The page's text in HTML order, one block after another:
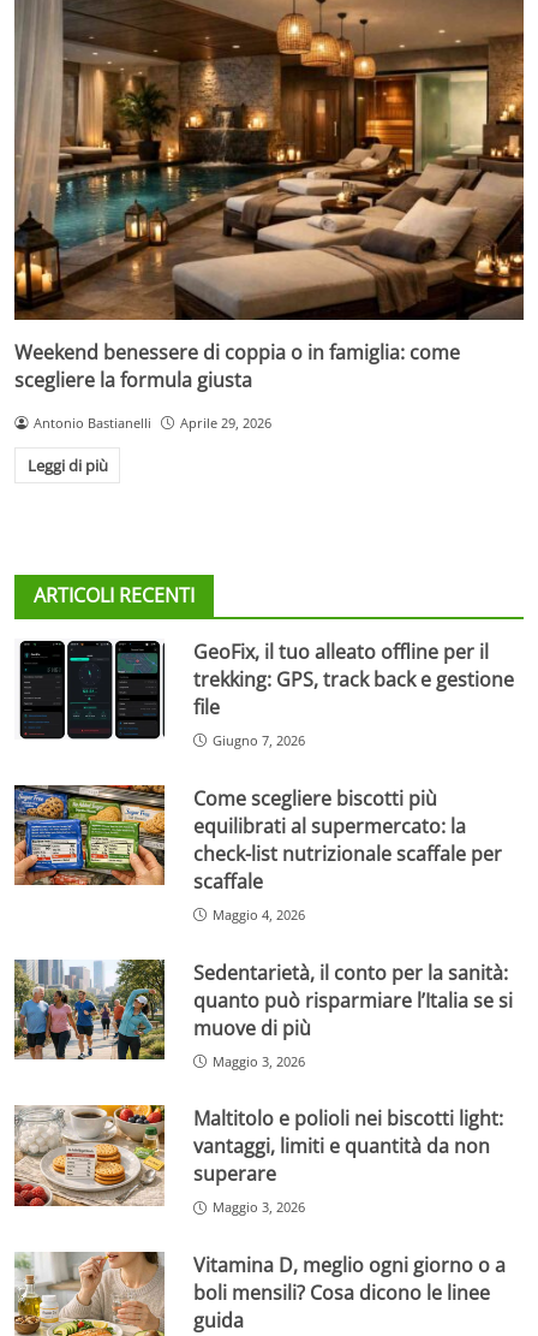
Weekend benessere di coppia o in famiglia: come
scegliere la formula giusta
Antonio Bastianelli Aprile 29, 2026
Leggi di più
ARTICOLI RECENTI
GeoFix, il tuo alleato offline per il
trekking: GPS, track back e gestione
file
Giugno 7, 2026
Come scegliere biscotti più
equilibrati al supermercato: la
check-list nutrizionale scaffale per
scaffale
Maggio 4, 2026
Sedentarietà, il conto per la sanità:
quanto può risparmiare l’Italia se si
muove di più
Maggio 3, 2026
Maltitolo e polioli nei biscotti light:
vantaggi, limiti e quantità da non
superare
Maggio 3, 2026
Vitamina D, meglio ogni giorno o a
boli mensili? Cosa dicono le linee
guida